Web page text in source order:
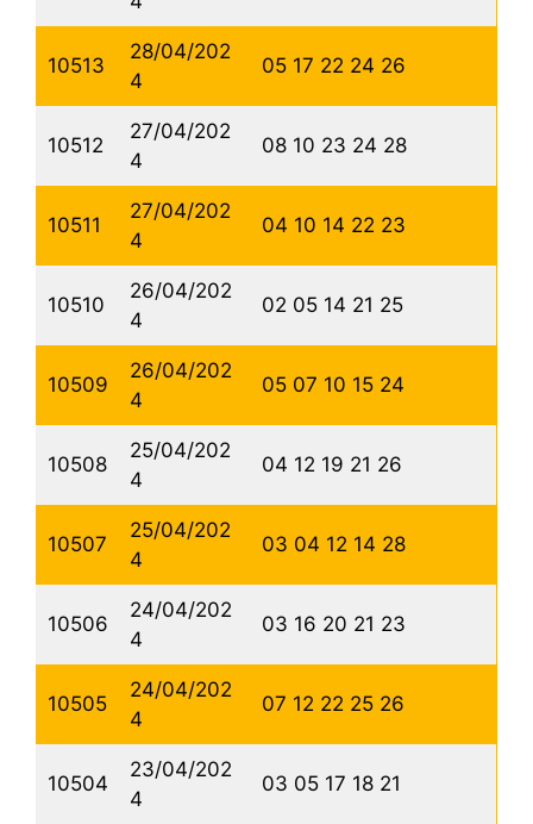
10513
28/04/202
4
05 17 22 24 26
10512
27/04/202
4
08 10 23 24 28
10511
27/04/202
4
04 10 14 22 23
10510
26/04/202
4
02 05 14 21 25
10509
26/04/202
4
05 07 10 15 24
10508
25/04/202
4
04 12 19 21 26
10507
25/04/202
4
03 04 12 14 28
10506
24/04/202
4
03 16 20 21 23
10505
24/04/202
4
07 12 22 25 26
10504
23/04/202
4
03 05 17 18 21